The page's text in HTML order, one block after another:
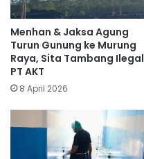
Menhan & Jaksa Agung
Turun Gunung ke Murung
Raya, Sita Tambang Ilegal
PT AKT
8 April 2026